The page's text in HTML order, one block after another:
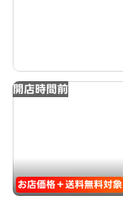
開店時間前
お店価格＋送料無料対象